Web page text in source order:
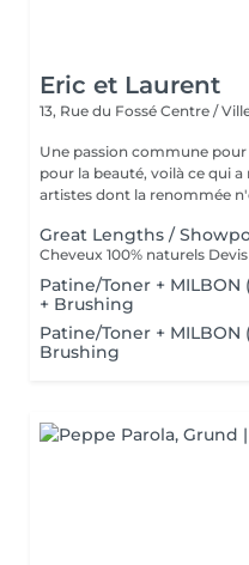
Eric et Laurent
13, Rue du Fossé Centre /
Une passion commune
pour la beauté, voilà ce qui
artistes dont la renommée
Great Lengths /
Patine/Toner +
+ Brushing
Patine/Toner + MILBON
Brushing